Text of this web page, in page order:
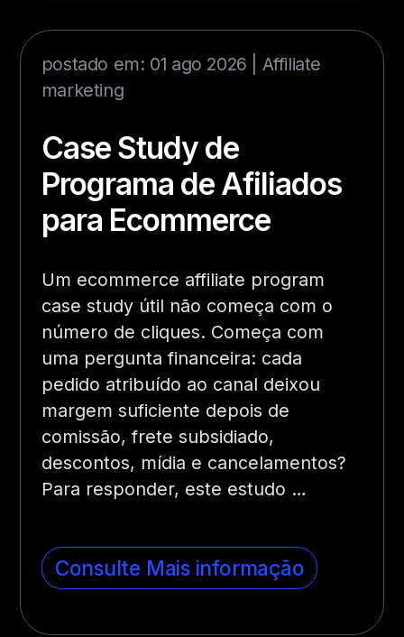
postado em: 01 ago 2026 | Affiliate
marketing
Case Study de
Programa de Afiliados
para Ecommerce
Um ecommerce affiliate program
case study útil não começa com o
número de cliques. Começa com
uma pergunta financeira: cada
pedido atribuído ao canal deixou
margem suficiente depois de
comissão, frete subsidiado,
descontos, mídia e cancelamentos?
Para responder, este estudo …
Consulte Mais informação